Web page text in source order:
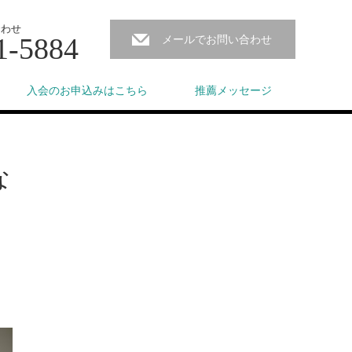
せ
5884 メールでお問い合わせ
入会のお申込みはこちら 推薦メッセージ